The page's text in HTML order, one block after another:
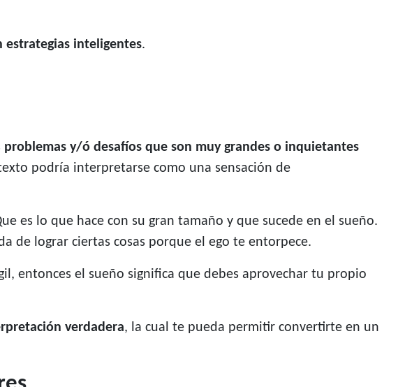
estrategias inteligentes.
problemas y/ó desafíos que son muy grandes o inquietantes
podría interpretarse como una sensación de
es lo que hace con su gran tamaño y que sucede en el sueño.
de lograr ciertas cosas porque el ego te entorpece.
entonces el sueño significa que debes aprovechar tu propio
verdadera, la cual te pueda permitir convertirte en un